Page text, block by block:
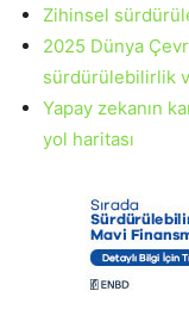
Zihinsel
2025 Dünya
sürdürülebilirlik
Yapay zekanın
yol haritası